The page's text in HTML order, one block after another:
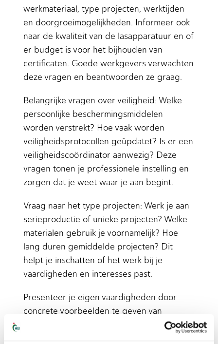
werkmateriaal, type projecten, werktijden
en doorgroeimogelijkheden. Informeer ook
naar de kwaliteit van de lasapparatuur en of
er budget is voor het bijhouden van
certificaten. Goede werkgevers verwachten
deze vragen en beantwoorden ze graag.
Belangrijke vragen over veiligheid: Welke
persoonlijke beschermingsmiddelen
worden verstrekt? Hoe vaak worden
veiligheidsprotocollen geüpdatet? Is er een
veiligheidscoördinator aanwezig? Deze
vragen tonen je professionele instelling en
zorgen dat je weet waar je aan begint.
Vraag naar het type projecten: Werk je aan
serieproductie of unieke projecten? Welke
materialen gebruik je voornamelijk? Hoe
lang duren gemiddelde projecten? Dit
helpt je inschatten of het werk bij je
vaardigheden en interesses past.
Presenteer je eigen vaardigheden door
concrete voorbeelden te geven van
projecten waar je aan hebt gewerkt. Vertel
over verschillende materialen die je hebt